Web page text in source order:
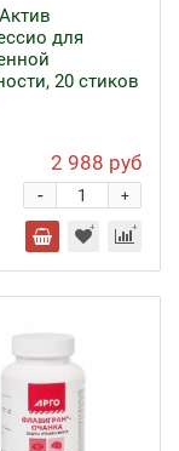
для
20 стиков
2 988 руб
+
-